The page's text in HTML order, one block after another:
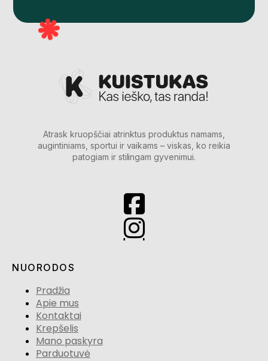
Atrask kruopščiai atrinktus produktus namams,
augintiniams, sportui ir vaikams – viskas, ko reikia
patogiam ir stilingam gyvenimui.
NUORODOS
Pradžia
Apie mus
Kontaktai
Krepšelis
Mano paskyra
Parduotuvė